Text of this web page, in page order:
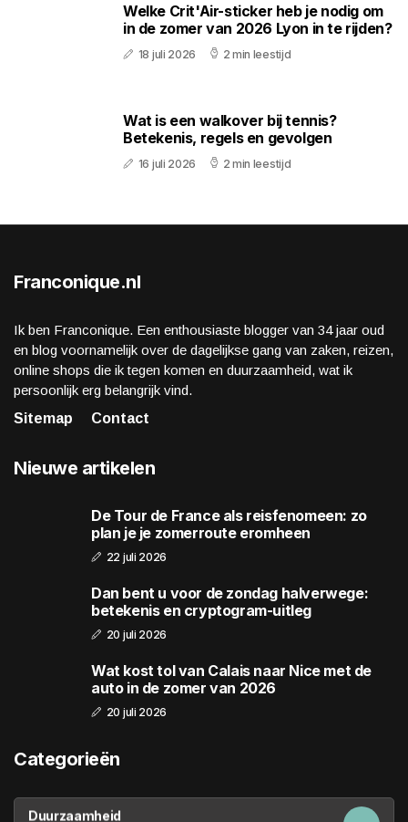
Welke Crit'Air-sticker heb je nodig om
in de zomer van 2026 Lyon in te rijden?
18 juli 2026 2 min leestijd
Wat is een walkover bij tennis?
Betekenis, regels en gevolgen
16 juli 2026 2 min leestijd
Franconique.nl
Ik ben Franconique. Een enthousiaste blogger van 34 jaar oud
en blog voornamelijk over de dagelijkse gang van zaken, reizen,
online shops die ik tegen komen en duurzaamheid, wat ik
persoonlijk erg belangrijk vind.
Sitemap
Contact
Nieuwe artikelen
De Tour de France als reisfenomeen: zo
plan je je zomerroute eromheen
22 juli 2026
Dan bent u voor de zondag halverwege:
betekenis en cryptogram-uitleg
20 juli 2026
Wat kost tol van Calais naar Nice met de
auto in de zomer van 2026
20 juli 2026
Categorieën
Duurzaamheid